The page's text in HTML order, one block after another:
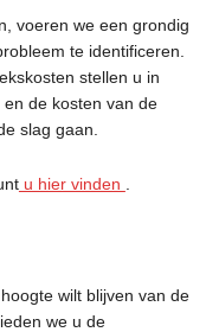
voeren we een grondig
te identificeren.
stellen u in
de kosten van de
slag gaan.
u hier vinden
wilt blijven van de
we u de